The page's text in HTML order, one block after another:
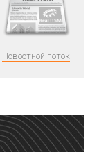
Новостной поток